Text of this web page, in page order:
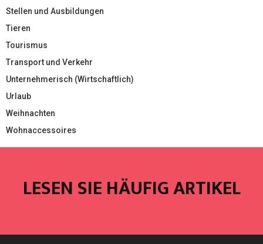
Stellen und Ausbildungen
Tieren
Tourismus
Transport und Verkehr
Unternehmerisch (Wirtschaftlich)
Urlaub
Weihnachten
Wohnaccessoires
LESEN SIE HÄUFIG ARTIKEL